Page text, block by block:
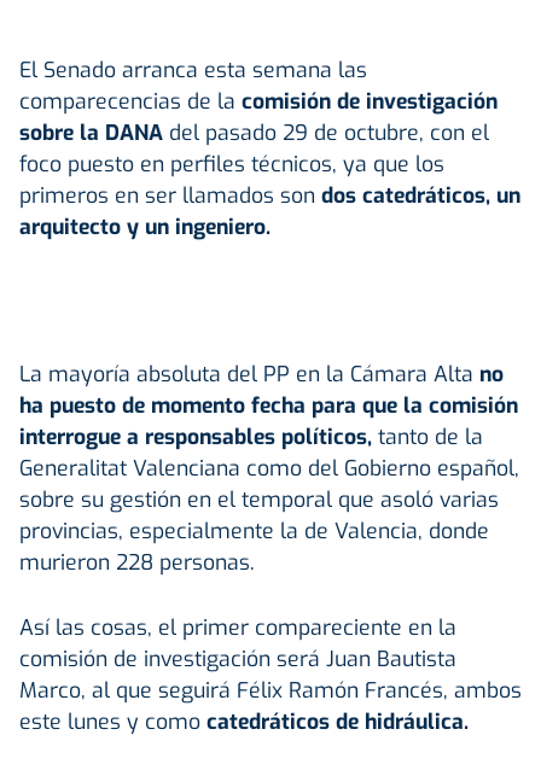
El Senado arranca esta semana las
comparecencias de la comisión de investigación
sobre la DANA del pasado 29 de octubre, con el
foco puesto en perfiles técnicos, ya que los
primeros en ser llamados son dos catedráticos, un
arquitecto y un ingeniero.
La mayoría absoluta del PP en la Cámara Alta no
ha puesto de momento fecha para que la comisión
interrogue a responsables políticos, tanto de la
Generalitat Valenciana como del Gobierno español,
sobre su gestión en el temporal que asoló varias
provincias, especialmente la de Valencia, donde
murieron 228 personas.
Así las cosas, el primer compareciente en la
comisión de investigación será Juan Bautista
Marco, al que seguirá Félix Ramón Francés, ambos
este lunes y como catedráticos de hidráulica.